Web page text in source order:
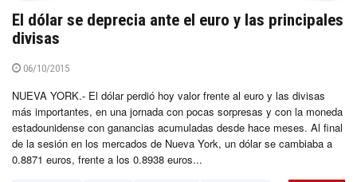
El dólar se deprecia ante el euro y las principales
divisas
06/10/2015
NUEVA YORK.- El dólar perdió hoy valor frente al euro y las divisas
más importantes, en una jornada con pocas sorpresas y con la moneda
estadounidense con ganancias acumuladas desde hace meses. Al final
de la sesión en los mercados de Nueva York, un dólar se cambiaba a
0.8871 euros, frente a los 0.8938 euros...